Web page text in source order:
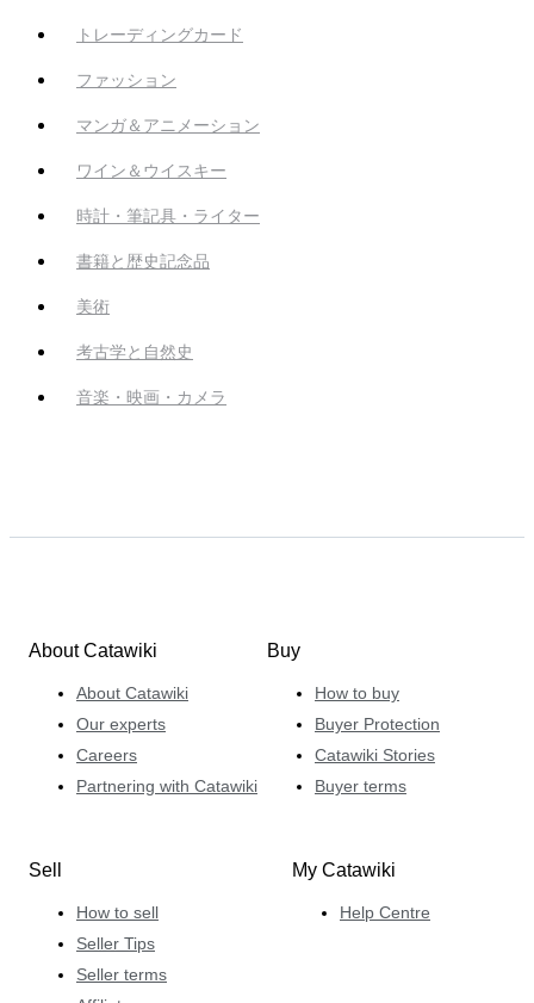
トレーディングカード
ファッション
マンガ＆アニメーション
ワイン＆ウイスキー
時計・筆記具・ライター
書籍と歴史記念品
美術
考古学と自然史
音楽・映画・カメラ
About Catawiki
About Catawiki
Our experts
Careers
Partnering with Catawiki
Buy
How to buy
Buyer Protection
Catawiki Stories
Buyer terms
Sell
How to sell
Seller Tips
Seller terms
My Catawiki
Help Centre